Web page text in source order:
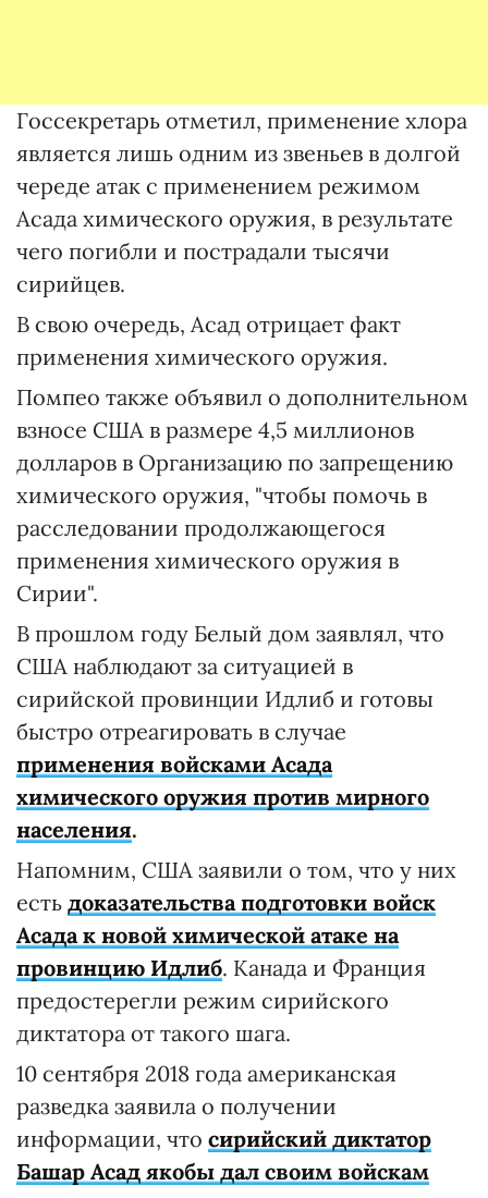
Госсекретарь отметил, применение хлора
является лишь одним из звеньев в долгой
череде атак с применением режимом
Асада химического оружия, в результате
чего погибли и пострадали тысячи
сирийцев.
В свою очередь, Асад отрицает факт
применения химического оружия.
Помпео также объявил о дополнительном
взносе США в размере 4,5 миллионов
долларов в Организацию по запрещению
химического оружия, "чтобы помочь в
расследовании продолжающегося
применения химического оружия в
Сирии".
В прошлом году Белый дом заявлял, что
США наблюдают за ситуацией в
сирийской провинции Идлиб и готовы
быстро отреагировать в случае
применения войсками Асада
химического оружия против мирного
населения.
Напомним, США заявили о том, что у них
есть доказательства подготовки войск
Асада к новой химической атаке на
провинцию Идлиб. Канада и Франция
предостерегли режим сирийского
диктатора от такого шага.
10 сентября 2018 года американская
разведка заявила о получении
информации, что сирийский диктатор
Башар Асад якобы дал своим войскам